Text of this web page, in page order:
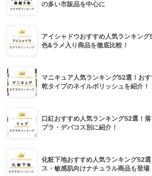
の多い市販品を中心に
アイシャドウおすすめ人気ランキン
色&ラメ入り商品を徹底比較！
マニキュア人気ランキング52選！お
乾タイプのネイルポリッシュを紹介！
口紅おすすめ人気ランキング52選！
プラ・デパコス別に紹介！
化粧下地おすすめ人気ランキング52
ス・敏感肌向けナチュラル商品も登場